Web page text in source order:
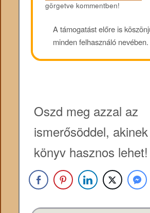
görgetve kommentben!
A támogatást előre is
minden felhasználó nevében.
Oszd meg azzal az
ismerősöddel,
könyv hasznos lehet!